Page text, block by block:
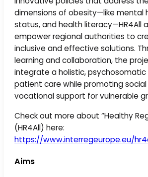
dimensions of obesity—like mental
status, and health literacy—HR4All
empower regional authorities to
inclusive and effective solutions.
learning and collaboration, the
integrate a holistic,
patient care while promoting social
vocational support for vulnerable
Check out more about “Healthy
(HR4All) here:
https://www.interregeurope.eu/
Aims